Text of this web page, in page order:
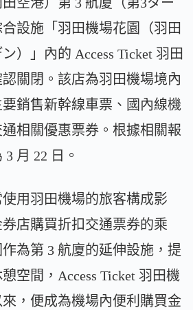
設施「羽田機場花園（羽田
）」內的 Access Ticket 羽田
關閉。該店為羽田機場境內
銷售新幹線車票、國內線機
相關優惠票券。根據相關報
月 22 日。
用羽田機場的旅客構成影
店購買折扣交通票券的乘
為第 3 航廈的延伸設施，提
空間，Access Ticket 羽田機
，便成為機場內便利購買金